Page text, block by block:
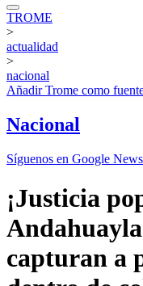
TROME
>
actualidad
>
nacional
AñadirTrome como
Nacional
Síguenos en Google News
¡Justicia
capturan a